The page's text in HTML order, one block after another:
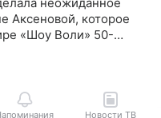
Аксеновой, которое
«Шоу Воли» 50-
Новости ТВ